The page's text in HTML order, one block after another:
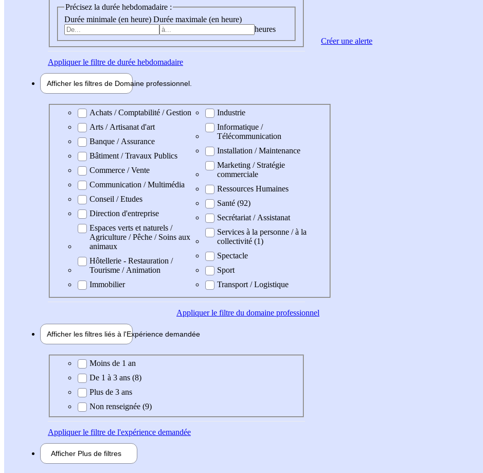
Précisez la durée hebdomadaire :
Durée minimale (en heure) Durée maximale (en heure)
heures
Appliquerle filtre de durée hebdomadaire
Afficher les filtres de Domaine professionnel
Domaine professionel
Achats / Comptabilité / Gestion
Arts / Artisanat d'art
Banque / Assurance
Bâtiment / Travaux Publics
Commerce / Vente
Communication / Multimédia
Conseil / Etudes
Direction d'entreprise
Espaces verts et naturels /
Agriculture / Pêche / Soins aux
animaux
Hôtellerie - Restauration /
Tourisme / Animation
Immobilier
Industrie
Informatique /
Télécommunication
Installation / Maintenance
Marketing / Stratégie
commerciale
Ressources Humaines
Santé (92)
Secrétariat / Assistanat
Services à la personne / à la
collectivité (1)
Spectacle
Sport
Transport / Logistique
Appliquerle filtre du domaine professionnel
Afficher les filtres liés à l'Expérience demandée
Expérience demandée
Moins de 1 an
De 1 à 3 ans (8)
Plus de 3 ans
Non renseignée (9)
Appliquerle filtre de l'expérience demandée
Afficher Plus de filtres
Créer une alerte